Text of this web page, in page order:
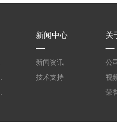
新闻中心
新闻资讯
技术支持
关
公
视
荣